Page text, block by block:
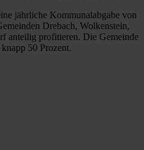
jährliche Kommunalabgabe von
Drebach, Wolkenstein,
anteilig profitieren. Die Gemeinde
50 Prozent.